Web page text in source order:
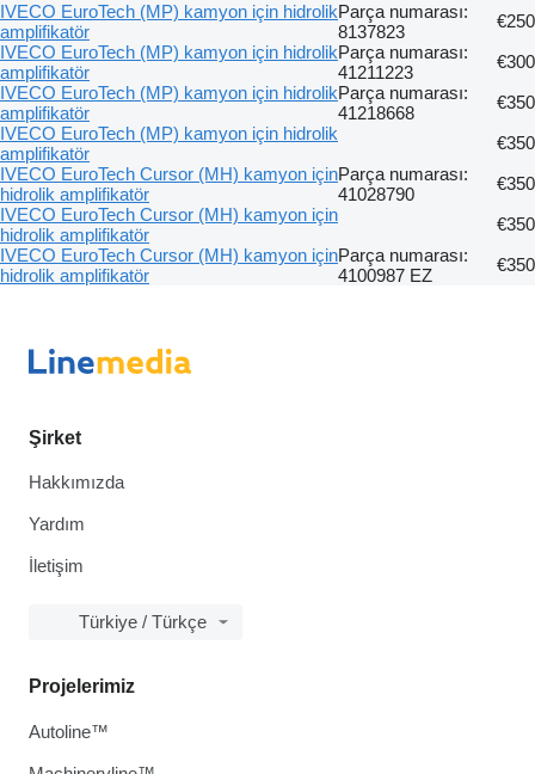
IVECO EuroTech (MP) kamyon için hidrolik
amplifikatör
Parça numarası:
8137823
€250
IVECO EuroTech (MP) kamyon için hidrolik
amplifikatör
Parça numarası:
41211223
€300
IVECO EuroTech (MP) kamyon için hidrolik
amplifikatör
Parça numarası:
41218668
€350
IVECO EuroTech (MP) kamyon için hidrolik
amplifikatör
€350
IVECO EuroTech Cursor (MH) kamyon için
hidrolik amplifikatör
Parça numarası:
41028790
€350
IVECO EuroTech Cursor (MH) kamyon için
hidrolik amplifikatör
€350
IVECO EuroTech Cursor (MH) kamyon için
hidrolik amplifikatör
Parça numarası:
4100987 EZ
€350
Şirket
Hakkımızda
Yardım
İletişim
Türkiye / Türkçe
Projelerimiz
Autoline™